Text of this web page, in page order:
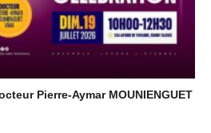
Pierre-Aymar MOUNIENGUET